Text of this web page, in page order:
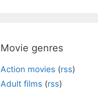
Movie genres
Action movies (rss)
Adult films (rss)